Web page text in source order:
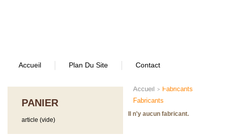
Accueil Plan Du Site Contact
PANIER
article (vide)
Accueil > Fabricants
Fabricants
Il n'y aucun fabricant.